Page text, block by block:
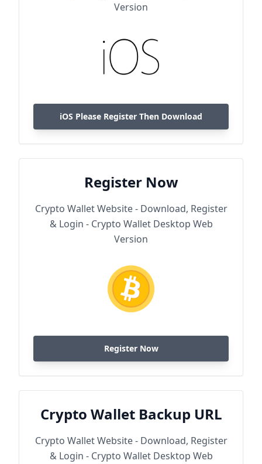
Version
iOS Please Register Then Download
Register Now
Crypto Wallet Website - Download, Register
& Login - Crypto Wallet Desktop Web
Version
Register Now
Crypto Wallet Backup URL
Crypto Wallet Website - Download, Register
& Login - Crypto Wallet Desktop Web